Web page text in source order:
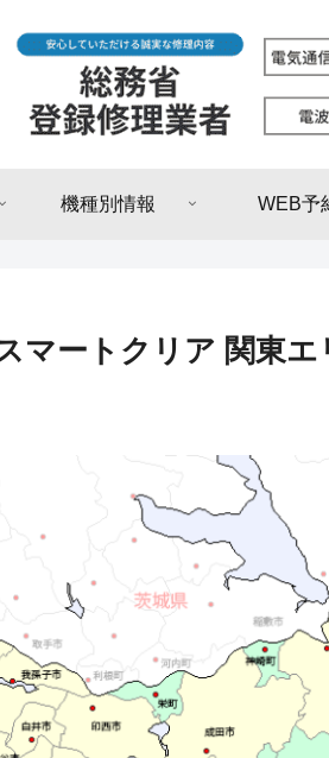
機種別情報 WEB予
マートクリア 関東エ